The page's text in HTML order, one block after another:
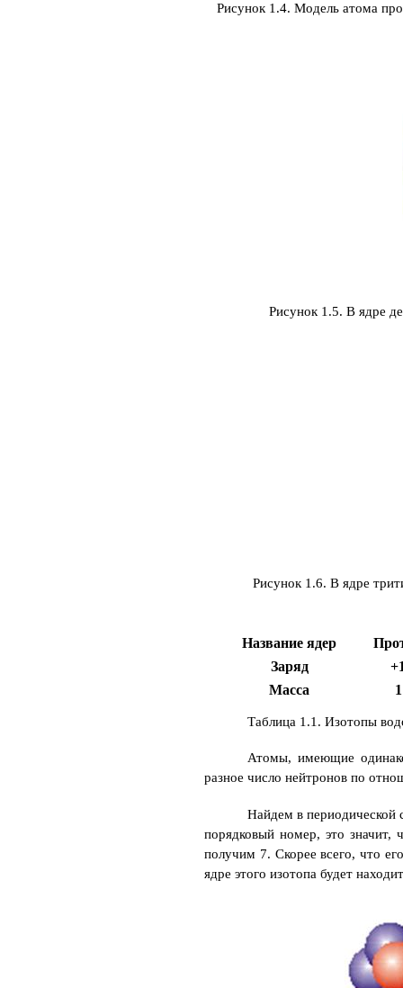
Рисунок 1.4. Модель атома
Рисунок 1.5. В ядре
Таблица 1.1. Изотопы
Атомы, имеющие
разное число нейтронов по
Найдем в
порядковый номер, это значит,
получим 7. Скорее всего, что
ядре этого изотопа будет
Название ядер
Заряд
Масса
1
Рисунок 1.6. В ядре